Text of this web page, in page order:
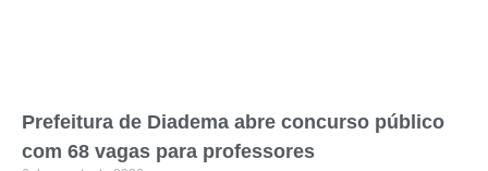
Prefeitura de Diadema abre concurso público
com 68 vagas para professores